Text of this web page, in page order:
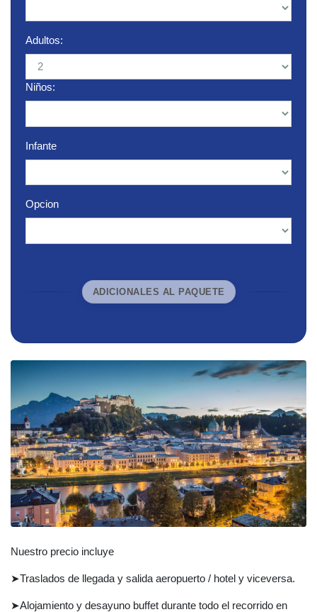
Adultos:
Niños:
Infante
Opcion
ADICIONALES AL PAQUETE
Nuestro precio incluye
➤Traslados de llegada y salida aeropuerto / hotel y viceversa.
➤Alojamiento y desayuno buffet durante todo el recorrido en